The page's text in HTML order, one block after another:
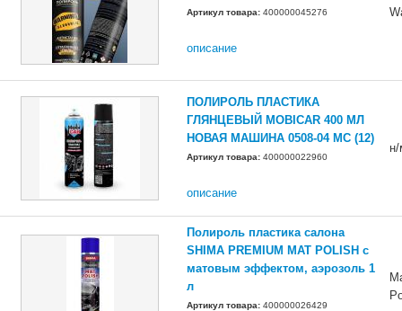
Артикул товара: 400000045276
описание
ПОЛИРОЛЬ ПЛАСТИКА
ГЛЯНЦЕВЫЙ MOBICAR 400 МЛ
НОВАЯ МАШИНА 0508-04 MC (12)
Артикул товара: 400000022960
описание
Полироль пластика салона
SHIMA PREMIUM MAT POLISH с
матовым эффектом, аэрозоль 1
л
Артикул товара: 400000026429